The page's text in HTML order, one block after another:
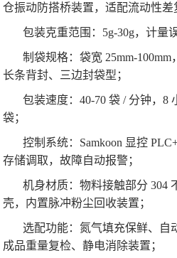
仓振动防搭桥装置，适配流动性差
包装克重范围：5g-30g，计量
制袋规格：袋宽 25mm-100mm
长条背封、三边封袋型；
包装速度：40-70 袋 / 分钟，8
袋；
控制系统：Samkoon 显控
存储调取，故障自动报警；
机身材质：物料接触部分 304
壳，内置脉冲粉尘回收装置；
选配功能：氮气填充保鲜、自
成品重量复检、静电消除装置；